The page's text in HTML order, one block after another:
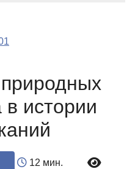
СЛОВА
в истории
12 мин.